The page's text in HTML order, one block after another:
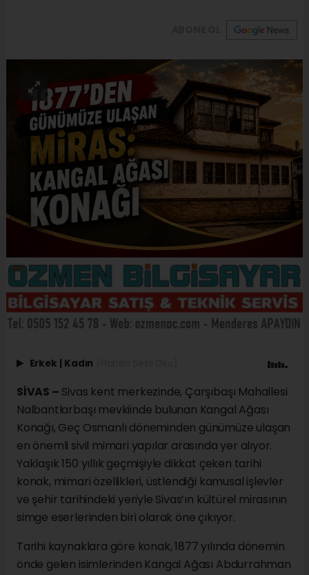
Erkek | Kadın
SİVAS – Sivas kent merkezinde, Çarşıbaşı Mahallesi
Nalbantlarbaşı mevkiinde bulunan Kangal Ağası
Konağı, Geç Osmanlı döneminden günümüze ulaşan
en önemli sivil mimari yapılar arasında yer alıyor.
Yaklaşık 150 yıllık geçmişiyle dikkat çeken tarihi
konak, mimari özellikleri, üstlendiği kamusal işlevler
ve şehir tarihindeki yeriyle Sivas’ın kültürel mirasının
simge eserlerinden biri olarak öne çıkıyor.
Tarihi kaynaklara göre konak, 1877 yılında dönemin
önde gelen isimlerinden Kangal Ağası Abdurrahman